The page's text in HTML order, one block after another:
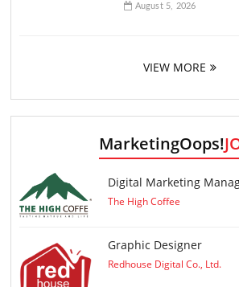
August 5, 2026
VIEW MORE
MarketingOops!
Digital Marketing
The High Coffee
Graphic Designer
Redhouse Digital Co., Ltd.